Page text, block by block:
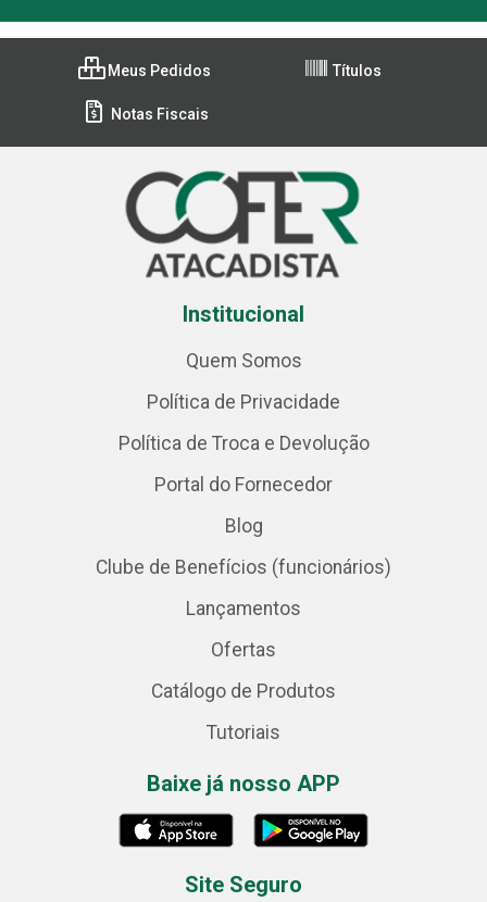
Meus Pedidos Títulos
Notas Fiscais
Institucional
Quem Somos
Política de Privacidade
Política de Troca e Devolução
Portal do Fornecedor
Blog
Clube de Benefícios (funcionários)
Lançamentos
Ofertas
Catálogo de Produtos
Tutoriais
Baixe já nosso APP
Site Seguro